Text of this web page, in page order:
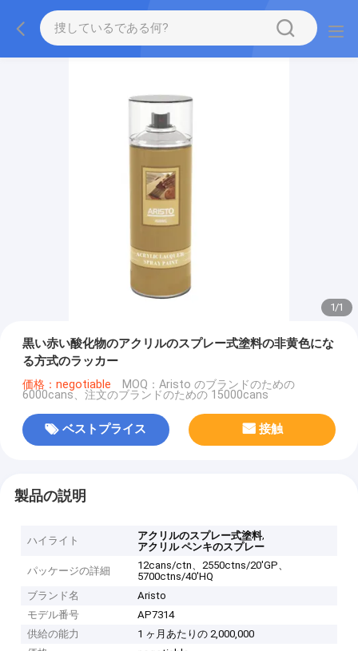
1/1
黒い赤い酸化物のアクリルのスプレー式塗料の非黄色にな
る方式のラッカー
価格：negotiable MOQ：Aristo のブランドのための
6000cans、注文のブランドのための 15000cans
ベストプライス 接触
製品の説明
ハイライト アクリルのスプレー式塗料,
アクリル ペンキのスプレー
パッケージの詳細
12cans/ctn、2550ctns/20'GP、
5700ctns/40'HQ
ブランド名
Aristo
モデル番号
AP7314
供給の能力
1 ヶ月あたりの 2,000,000